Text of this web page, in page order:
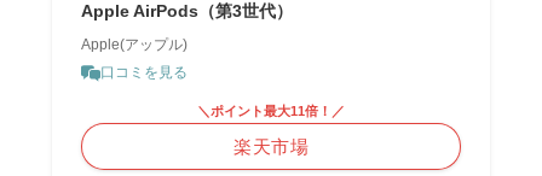
Apple AirPods（第3世代）
Apple(アップル)
口コミを見る
＼ポイント最大11倍！／
楽天市場